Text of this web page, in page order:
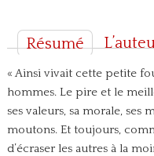
Résumé
« Ainsi vivait cette petite
hommes. Le pire et le
ses valeurs, sa morale, ses
moutons. Et toujours,
d’écraser les autres à la